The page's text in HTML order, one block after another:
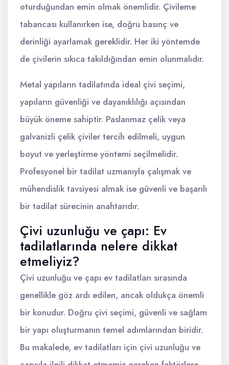
oturduğundan emin olmak önemlidir. Çivileme
tabancası kullanırken ise, doğru basınç ve
derinliği ayarlamak gereklidir. Her iki yöntemde
de çivilerin sıkıca takıldığından emin olunmalıdır.
Metal yapıların tadilatında ideal çivi seçimi,
yapıların güvenliği ve dayanıklılığı açısından
büyük öneme sahiptir. Paslanmaz çelik veya
galvanizli çelik çiviler tercih edilmeli, uygun
boyut ve yerleştirme yöntemi seçilmelidir.
Profesyonel bir tadilat uzmanıyla çalışmak ve
mühendislik tavsiyesi almak ise güvenli ve başarılı
bir tadilat sürecinin anahtarıdır.
Çivi uzunluğu ve çapı: Ev
tadilatlarında nelere dikkat
etmeliyiz?
Çivi uzunluğu ve çapı ev tadilatları sırasında
genellikle göz ardı edilen, ancak oldukça önemli
bir konudur. Doğru çivi seçimi, güvenli ve sağlam
bir yapı oluşturmanın temel adımlarından biridir.
Bu makalede, ev tadilatları için çivi uzunluğu ve